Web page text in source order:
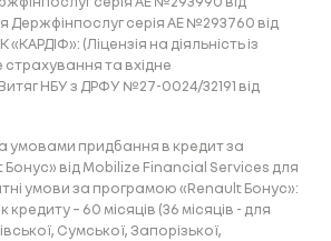
Держфінпослуг серія АЕ №293760 від
«КАРДІФ»: (Ліцензія на діяльність із
та вхідне
НБУ з ДРФУ №27-0024/32191 від
умовами придбання в кредит за
від Mobilize Financial Services для
умови за програмою «Renault Бонус»:
– 60 місяців (36 місяців - для
Сумської, Запорізької,